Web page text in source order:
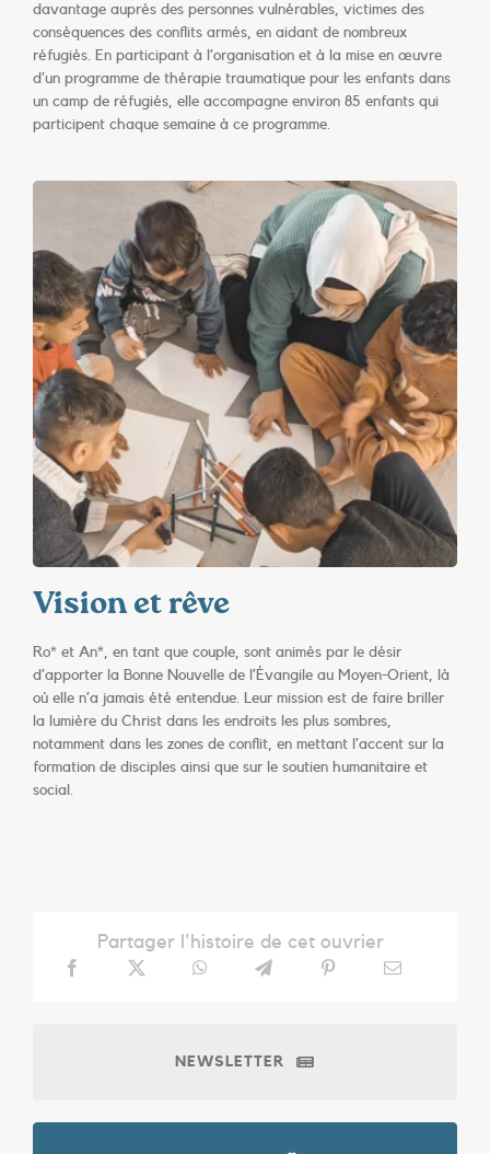
davantage auprès des personnes vulnérables, victimes des
conséquences des conflits armés, en aidant de nombreux
réfugiés. En participant à l’organisation et à la mise en œuvre
d’un programme de thérapie traumatique pour les enfants dans
un camp de réfugiés, elle accompagne environ 85 enfants qui
participent chaque semaine à ce programme.
Vision et rêve
Ro* et An*, en tant que couple, sont animés par le désir
d’apporter la Bonne Nouvelle de l’Évangile au Moyen-Orient, là
où elle n’a jamais été entendue. Leur mission est de faire briller
la lumière du Christ dans les endroits les plus sombres,
notamment dans les zones de conflit, en mettant l’accent sur la
formation de disciples ainsi que sur le soutien humanitaire et
social.
Partager l'histoire de cet ouvrier
NEWSLETTER